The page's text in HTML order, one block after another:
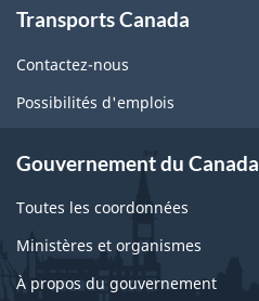
this
site
Transports Canada
Contactez-nous
Possibilités d'emplois
Gouvernement du Canada
Toutes les coordonnées
Ministères et organismes
À propos du gouvernement